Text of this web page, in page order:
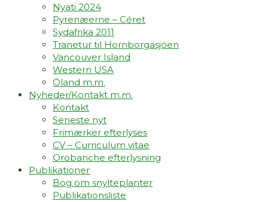
Nyati 2024
Pyrenæerne – Céret
Sydafrika 2011
Tranetur til Hornborgasjöen
Vancouver Island
Western USA
Öland m.m.
Nyheder/Kontakt m.m.
Kontakt
Seneste nyt
Frimærker efterlyses
CV – Curriculum vitae
Orobanche efterlysning
Publikationer
Bog om snylteplanter
Publikationsliste